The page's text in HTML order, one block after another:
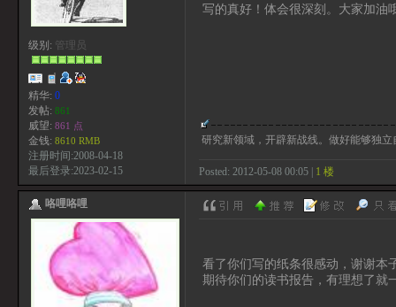
级别: 管理员
精华: 0
发帖: 861
威望: 861 点
金钱: 8610 RMB
注册时间:2008-04-18
最后登录:2023-02-15
写的真好！体会很深刻。大家加油
研究新领域，开辟新战线。做好能够独
Posted: 2012-05-08 00:05 | 1 楼
咯哩咯哩
看了你们写的纸条很感动，谢谢本
期待你们的读书报告，有理想了就